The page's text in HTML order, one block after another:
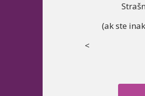
(ak ste
<